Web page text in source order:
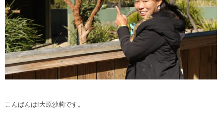
こんばんは!大原沙莉です。